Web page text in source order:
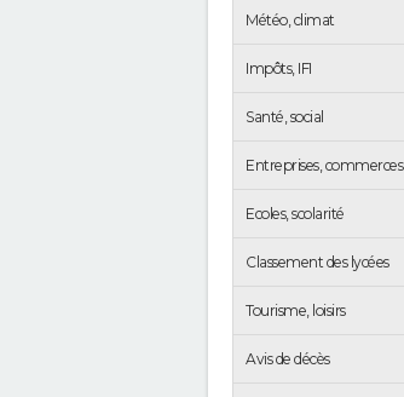
Météo, climat
Impôts, IFI
Santé, social
Entreprises, commerces
Ecoles, scolarité
Classement des lycées
Tourisme, loisirs
Avis de décès